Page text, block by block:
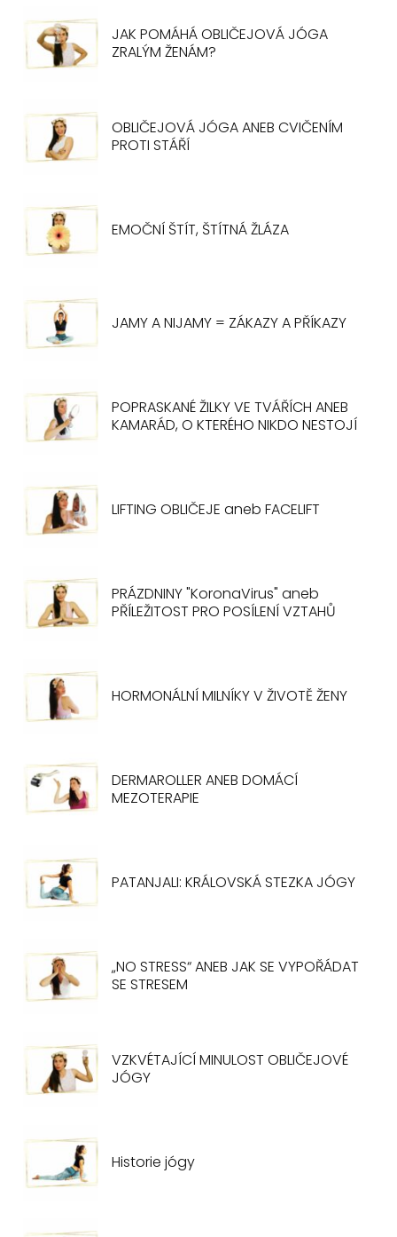
JAK POMÁHÁ OBLIČEJOVÁ JÓGA
ZRALÝM ŽENÁM?
OBLIČEJOVÁ JÓGA ANEB CVIČENÍM
PROTI STÁŘÍ
EMOČNÍ ŠTÍT, ŠTÍTNÁ ŽLÁZA
JAMY A NIJAMY = ZÁKAZY A PŘÍKAZY
POPRASKANÉ ŽILKY VE TVÁŘÍCH ANEB
KAMARÁD, O KTERÉHO NIKDO NESTOJÍ
LIFTING OBLIČEJE aneb FACELIFT
PRÁZDNINY "KoronaVirus" aneb
PŘÍLEŽITOST PRO POSÍLENÍ VZTAHŮ
HORMONÁLNÍ MILNÍKY V ŽIVOTĚ ŽENY
DERMAROLLER ANEB DOMÁCÍ
MEZOTERAPIE
PATANJALI: KRÁLOVSKÁ STEZKA JÓGY
„NO STRESS“ ANEB JAK SE VYPOŘÁDAT
SE STRESEM
VZKVÉTAJÍCÍ MINULOST OBLIČEJOVÉ
JÓGY
Historie jógy